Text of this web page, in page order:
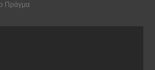
Πράγμα